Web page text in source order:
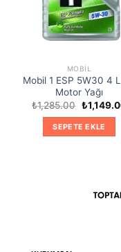
MOBIL
Mobil 1 ESP 5W30 4
Motor Yağı
₺1,285.00 Orijinal
fiyat:
₺1,285.00.
₺
SEPETE EKLE